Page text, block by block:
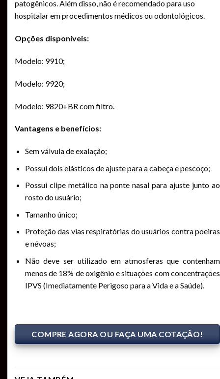
patogênicos. Além disso, não é recomendado para uso
hospitalar em procedimentos médicos ou odontológicos.
Opções disponíveis:
Modelo: 9910;
Modelo: 9920;
Modelo: 9820+BR com filtro.
Vantagens e benefícios:
Sem válvula de exalação;
Possui dois elásticos de ajuste para a cabeça e pescoço;
Possui clipe metálico na ponte nasal para ajuste junto ao
rosto do usuário;
Tamanho único;
Proteção das vias respiratórias do usuários contra poeiras
e névoas;
Não deve ser utilizado em atmosferas que contenham
menos de 18% de oxigênio e situações com concentrações
IPVS (Imediatamente Perigoso para a Vida e a Saúde).
COMPRE AGORA OU FAÇA UMA COTAÇÃO!